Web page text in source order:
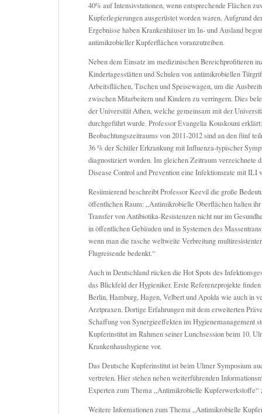
40% auf Intensivstationen, wenn entsprechende Flächen
Kupferlegierungen ausgerüstet worden waren. Aufgrund
Ergebnisse haben Krankenhäuser im In- und Ausland
antimikrobieller Kupferflächen voranzutreiben.
Neben dem Einsatz im medizinischen Bereichprofitieren
Kindertagesstätten und Schulen von antimikrobiellen
Arbeitsflächen, Tischen und Speisewagen, um die
zwischen Mitarbeitern und Kindern zu verringern. Dies
der Universität Athen, welche gemeinsam mit der
durchgeführt wurde. Professor Evangelia Kouskouni
Beobachtungszeitraums von 2011-2012 sind an den fünf
36 % der Schüler Erkrankung mit Influenza-typischer
diagnostiziert worden. Im gleichen Zeitraum verzeichnete
Disease Control and Prevention eine Infektionsrate mit ILI
Resümierend beschreibt Professor Keevil die große
öffentlichen Raum: „Antimikrobielle Oberflächen halten
Transfer von Antibiotika-Resistenzen nicht nur im
in öffentlichen Gebäuden und in Systemen des
wenn man die rasche weltweite Verbreitung
Flugreisende bedenkt.“
Auch in Deutschland rücken die Hot Spots des
das Blickfeld der Hygieniker. Erste Referenzprojekte
Berlin, Hamburg, Hagen, Velbert und Apolda wie auch in
Arztpraxen. Dortige Erfahrungen mit dem erweiterten
Schaffung von Synergieeffekten im Hygienemanagement
Kupferinstitut im Rahmen seiner Lunchsession beim 10.
Krankenhaushygiene vor.
Das Deutsche Kupferinstitut ist beim Ulmer Symposium
vertreten. Hier stehen neben weiterführenden
Experten zum Thema „Antimikrobielle Kupferwerkstoffe“
Weitere Informationen zum Thema „Antimikrobielle